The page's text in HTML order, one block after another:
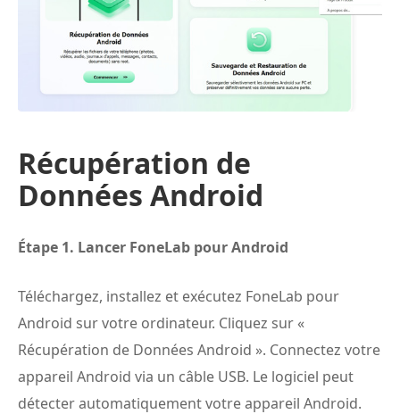
Récupération de
Données Android
Étape 1. Lancer FoneLab pour Android
Téléchargez, installez et exécutez FoneLab pour
Android sur votre ordinateur. Cliquez sur «
Récupération de Données Android ». Connectez votre
appareil Android via un câble USB. Le logiciel peut
détecter automatiquement votre appareil Android.